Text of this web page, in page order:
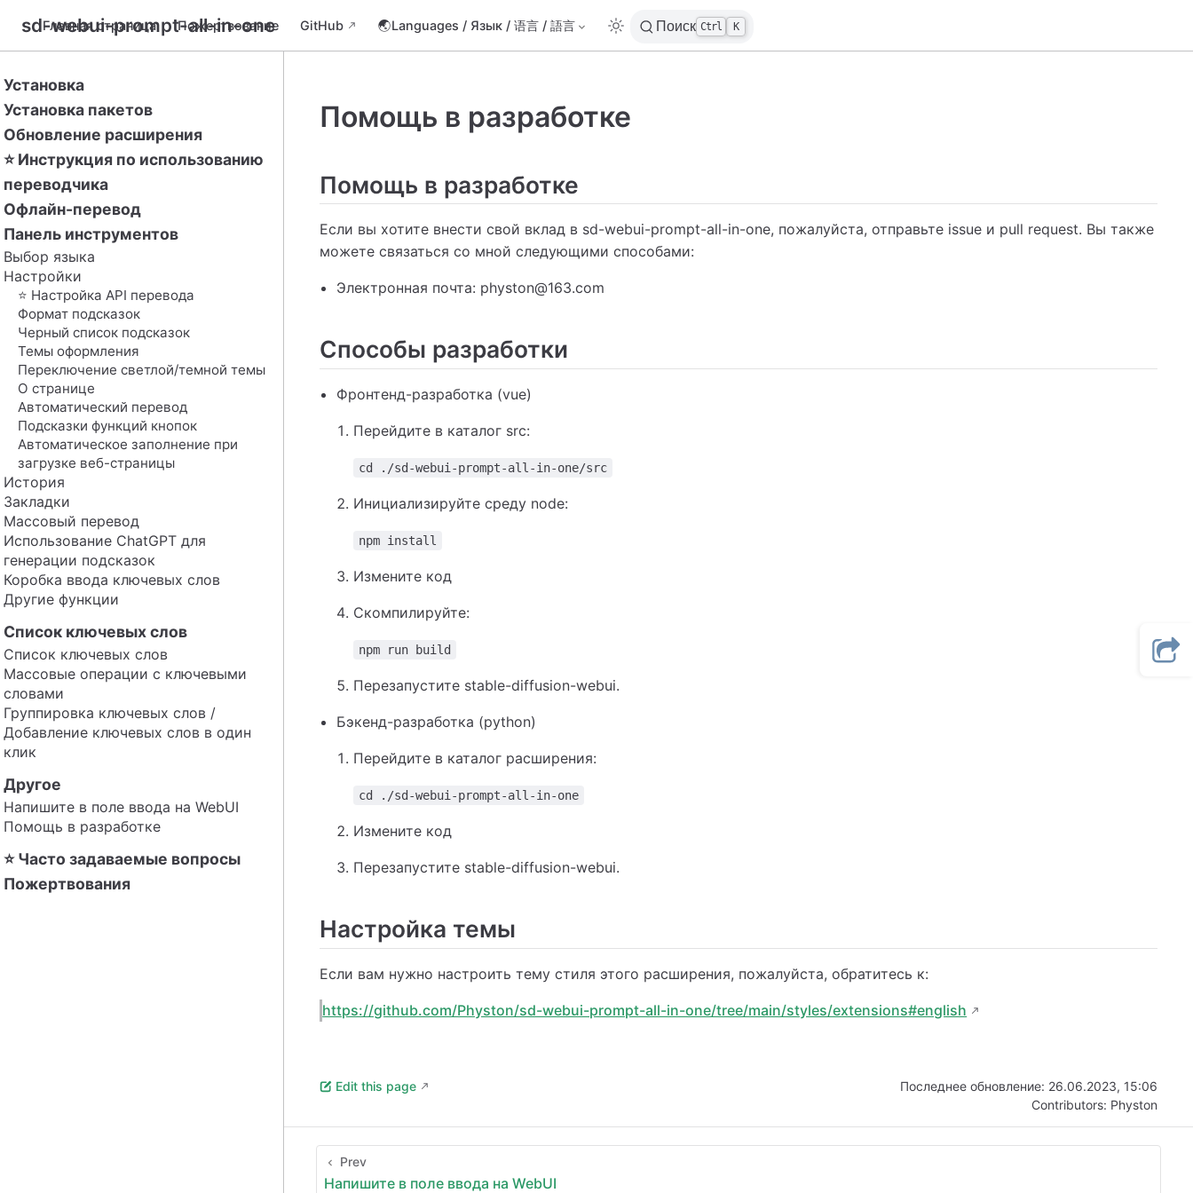
sd-webui-prompt-all-in-one
Главная страница Пожертвование GitHub 🌏Languages / Язык / 语言 / 語言 Поиск Ctrl K
Установка
Установка пакетов
Обновление расширения
⭐ Инструкция по использованию
переводчика
Офлайн-перевод
Панель инструментов
Выбор языка
Настройки
⭐ Настройка API перевода
Формат подсказок
Черный список подсказок
Темы оформления
Переключение светлой/темной темы
О странице
Автоматический перевод
Подсказки функций кнопок
Автоматическое заполнение при
загрузке веб-страницы
История
Закладки
Массовый перевод
Использование ChatGPT для
генерации подсказок
Коробка ввода ключевых слов
Другие функции
Список ключевых слов
Список ключевых слов
Массовые операции с ключевыми
словами
Группировка ключевых слов /
Добавление ключевых слов в один
клик
Другое
Напишите в поле ввода на WebUI
Помощь в разработке
⭐ Часто задаваемые вопросы
Пожертвования
Помощь в разработке
Помощь в разработке
Если вы хотите внести свой вклад в sd-webui-prompt-all-in-one, пожалуйста, отправьте issue и pull request. Вы также
можете связаться со мной следующими способами:
Электронная почта: physton@163.com
Способы разработки
Фронтенд-разработка (vue)
Перейдите в каталог src:
cd ./sd-webui-prompt-all-in-one/src
Инициализируйте среду node:
npm install
Измените код
Скомпилируйте:
npm run build
Перезапустите stable-diffusion-webui.
Бэкенд-разработка (python)
Перейдите в каталог расширения:
cd ./sd-webui-prompt-all-in-one
Измените код
Перезапустите stable-diffusion-webui.
Настройка темы
Если вам нужно настроить тему стиля этого расширения, пожалуйста, обратитесь к:
https://github.com/Physton/sd-webui-prompt-all-in-one/tree/main/styles/extensions#english
Edit this page Последнее обновление: 26.06.2023, 15:06
Contributors: Physton
Prev
Напишите в поле ввода на WebUI